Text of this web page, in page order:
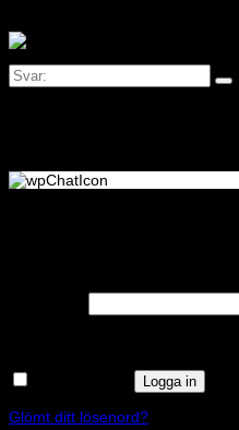
Logga in
Glömt ditt lösenord?